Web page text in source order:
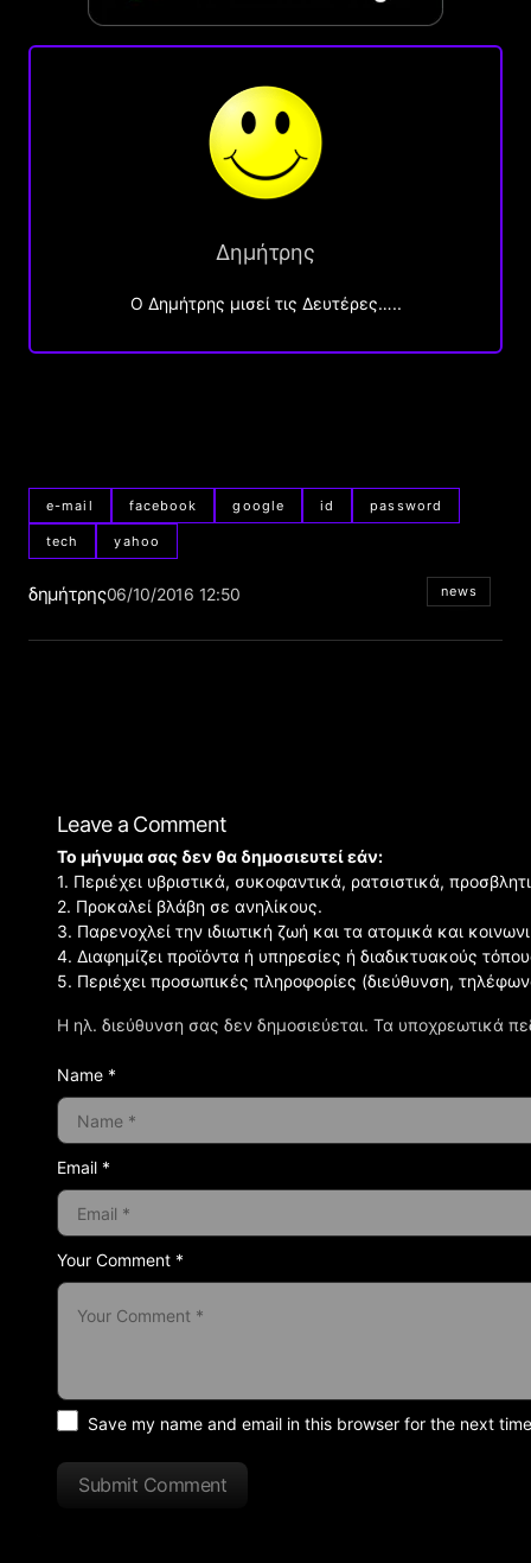
Δημήτρης
O Δημήτρης μισεί τις Δευτέρες…..
e-mail facebook google id password
tech yahoo
δημήτρης06/10/2016 12:50 news
Leave a Comment
Η ηλ. διεύθυνση σας δεν δημοσιεύεται. Τα υποχρεωτικά
Your Comment *
Το μήνυμα σας δεν θα δημοσιευτεί εάν:
1. Περιέχει υβριστικά, συκοφαντικά, ρατσιστικά,
2. Προκαλεί βλάβη σε ανηλίκους.
3. Παρενοχλεί την ιδιωτική ζωή και τα ατομικά και
4. Διαφημίζει προϊόντα ή υπηρεσίες ή διαδικτυακούς
5. Περιέχει προσωπικές πληροφορίες (διεύθυνση,
Name *
Email *
Save my name and email in this browser for the next
Submit Comment